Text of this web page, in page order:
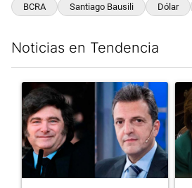
BCRA Santiago Bausili Dólar
Noticias en Tendencia
Un artículo de tendencia con el Un